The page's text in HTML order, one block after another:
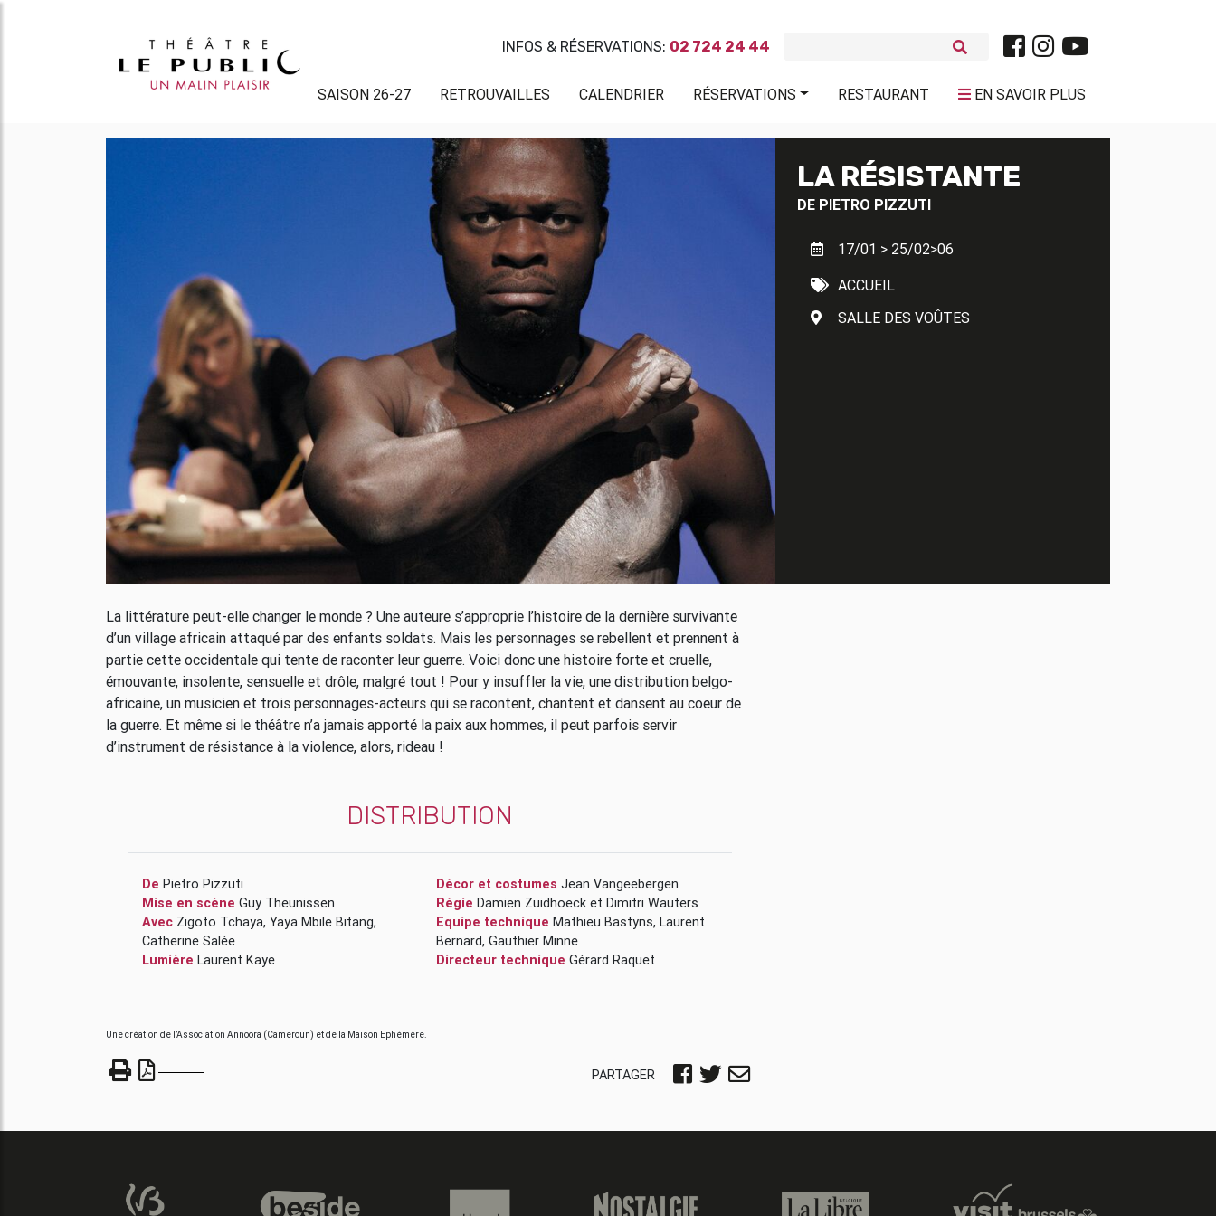
INFOS & RÉSERVATIONS: 02 724 24 44
SAISON 26-27 RETROUVAILLES CALENDRIER RÉSERVATIONS RESTAURANT EN SAVOIR PLUS
LA RÉSISTANTE
DE PIETRO PIZZUTI
17/01 > 25/02>06
ACCUEIL
SALLE DES VOÛTES
La littérature peut-elle changer le monde ? Une auteure s’approprie l’histoire de la dernière survivante
d’un village africain attaqué par des enfants soldats. Mais les personnages se rebellent et prennent à
partie cette occidentale qui tente de raconter leur guerre. Voici donc une histoire forte et cruelle,
émouvante, insolente, sensuelle et drôle, malgré tout ! Pour y insuffler la vie, une distribution belgo-
africaine, un musicien et trois personnages-acteurs qui se racontent, chantent et dansent au coeur de
la guerre. Et même si le théâtre n’a jamais apporté la paix aux hommes, il peut parfois servir
d’instrument de résistance à la violence, alors, rideau !
DISTRIBUTION
De
Pietro Pizzuti
Mise en scène
Guy Theunissen
Avec Zigoto Tchaya, Yaya Mbile Bitang,
Catherine Salée
Lumière Laurent Kaye
Décor et costumes Jean Vangeebergen
Régie Damien Zuidhoecket Dimitri Wauters
Equipe technique Mathieu Bastyns, Laurent
Bernard, Gauthier Minne
Directeur technique Gérard Raquet
Une création de l’Association Annoora (Cameroun) et de la Maison Ephémère.
PARTAGER